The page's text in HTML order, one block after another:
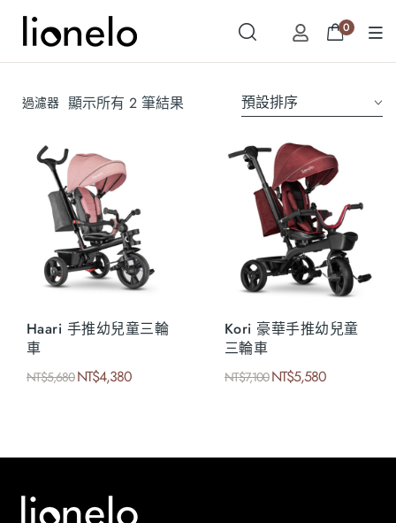
0
過濾器 顯示所有 2 筆結果 預設排序
Haari 手推幼兒童三輪
車
NT$5,680 NT$4,380
Kori 豪華手推幼兒童
三輪車
NT$7,100 NT$5,580